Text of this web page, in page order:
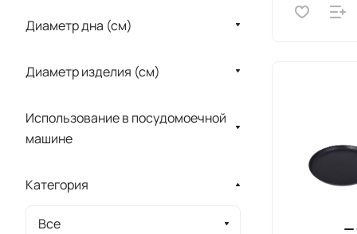
Диаметр дна (см)
Диаметр изделия (см)
Использование в посудомоечной
машине
Категория
Все